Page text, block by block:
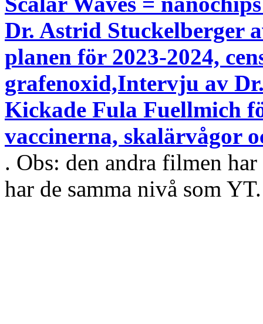
Dr. Astrid Stuckelberger
planen för 2023-2024,
grafenoxid,Intervju av
Kickade Fula Fuellmich
vaccinerna, skalärvågor
. Obs: den andra filmen
har de samma nivå som YT.